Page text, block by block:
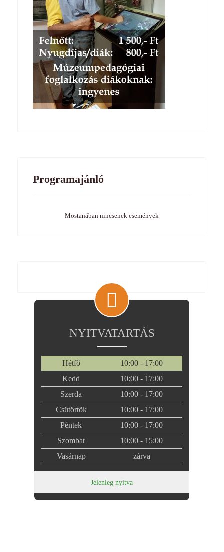
Programajánló
Mostanában nincsenek események
NYITVATARTÁS
Hétfő
10:00 - 17:00
Kedd
10:00 - 17:00
Szerda
10:00 - 17:00
Csütörtök
10:00 - 17:00
Péntek
10:00 - 17:00
Szombat
10:00 - 15:00
Vasárnap
zárva
Jelenleg nyitva